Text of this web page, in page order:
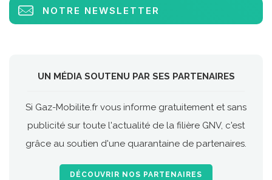
NOTRE NEWSLETTER
UN MÉDIA SOUTENU PAR SES PARTENAIRES
Si Gaz-Mobilite.fr vous informe gratuitement et sans
publicité sur toute l'actualité de la filière GNV, c'est
grâce au soutien d'une quarantaine de partenaires.
DÉCOUVRIR NOS PARTENAIRES